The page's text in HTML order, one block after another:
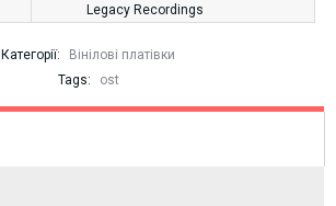
Legacy Recordings
Категорії:
Вінілові платівки
Tags:
ost